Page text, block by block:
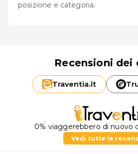
posizione e categoria.
Recensioni dei
Traventia.it
0% viaggerebbero di nuovo
Vedi tutte le